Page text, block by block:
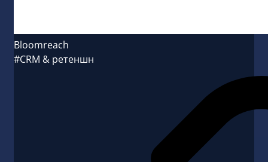
Bloomreach
#CRM & ретеншн